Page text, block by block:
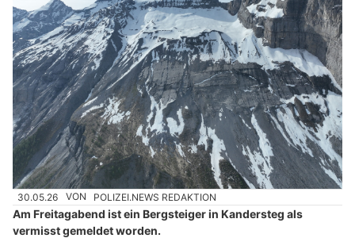
30.05.26 VON POLIZEI.NEWS REDAKTION
Am Freitagabend ist ein Bergsteiger in Kandersteg als
vermisst gemeldet worden.